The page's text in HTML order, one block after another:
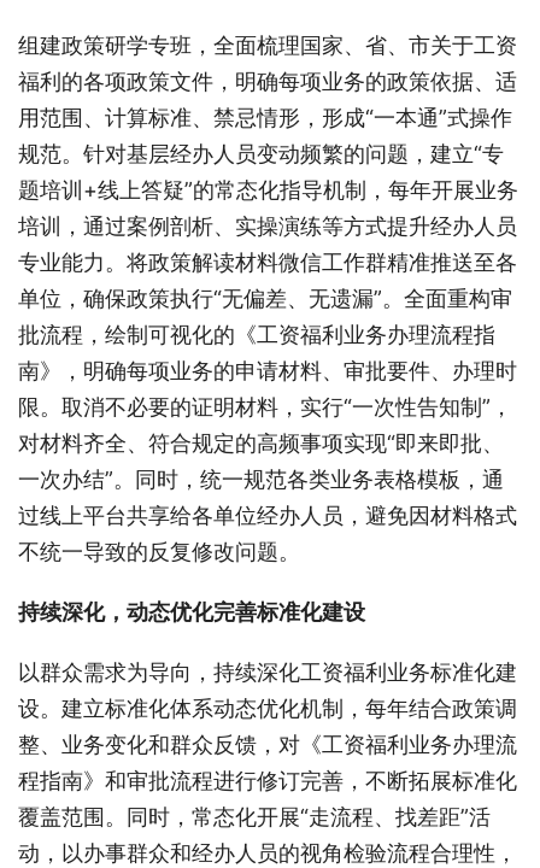
组建政策研学专班，全面梳理国家、省、市关于工资
福利的各项政策文件，明确每项业务的政策依据、适
用范围、计算标准、禁忌情形，形成“一本通”式操作
规范。针对基层经办人员变动频繁的问题，建立“专
题培训+线上答疑”的常态化指导机制，每年开展业务
培训，通过案例剖析、实操演练等方式提升经办人员
专业能力。将政策解读材料微信工作群精准推送至各
单位，确保政策执行“无偏差、无遗漏”。全面重构审
批流程，绘制可视化的《工资福利业务办理流程指
南》，明确每项业务的申请材料、审批要件、办理时
限。取消不必要的证明材料，实行“一次性告知制”，
对材料齐全、符合规定的高频事项实现“即来即批、
一次办结”。同时，统一规范各类业务表格模板，通
过线上平台共享给各单位经办人员，避免因材料格式
不统一导致的反复修改问题。
持续深化，动态优化完善标准化建设
以群众需求为导向，持续深化工资福利业务标准化建
设。建立标准化体系动态优化机制，每年结合政策调
整、业务变化和群众反馈，对《工资福利业务办理流
程指南》和审批流程进行修订完善，不断拓展标准化
覆盖范围。同时，常态化开展“走流程、找差距”活
动，以办事群众和经办人员的视角检验流程合理性，